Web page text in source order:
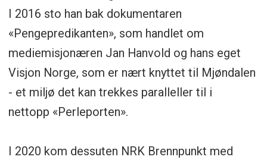
I 2016 sto han bak dokumentaren
«Pengepredikanten», som handlet om
mediemisjonæren Jan Hanvold og hans eget
Visjon Norge, som er nært knyttet til Mjøndalen
- et miljø det kan trekkes paralleller til i
nettopp «Perleporten».
I 2020 kom dessuten NRK Brennpunkt med